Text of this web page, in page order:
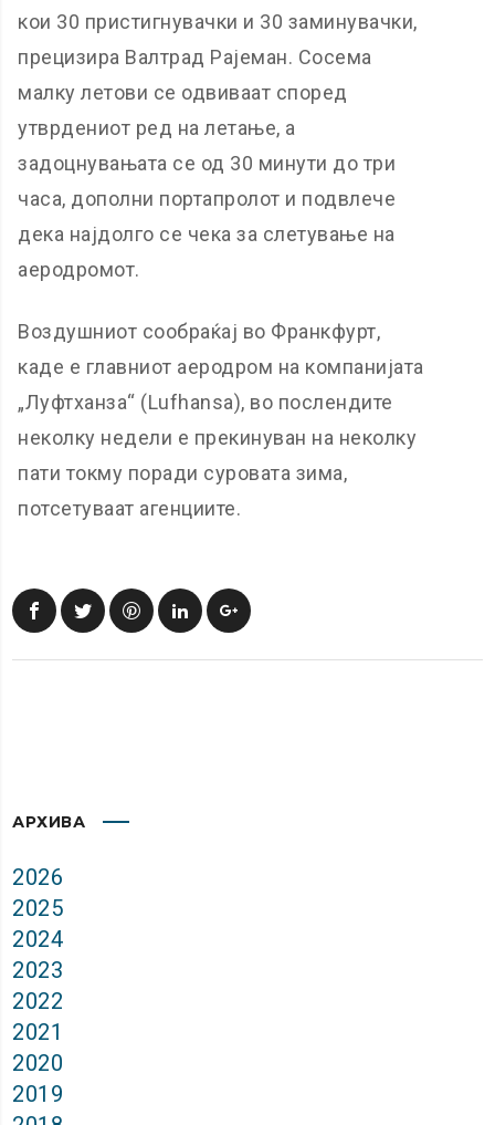
кои 30 пристигнувачки и 30 заминувачки,
прецизира Валтрад Рајеман. Сосема
малку летови се одвиваат според
утврдениот ред на летање, а
задоцнувањата се од 30 минути до три
часа, дополни портапролот и подвлече
дека најдолго се чека за слетување на
аеродромот.
Воздушниот сообраќај во Франкфурт,
каде е главниот аеродром на компанијата
„Луфтханза“ (Lufhansa), во послендите
неколку недели е прекинуван на неколку
пати токму поради суровата зима,
потсетуваат агенциите.
АРХИВА
2026
2025
2024
2023
2022
2021
2020
2019